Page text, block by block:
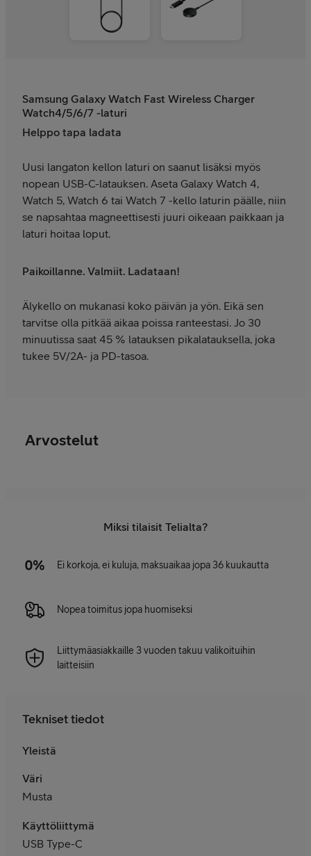
Samsung Galaxy Watch Fast Wireless Charger
Watch4/5/6/7 -laturi
Helppo tapa ladata
Uusi langaton kellon laturi on saanut lisäksi myös
nopean USB-C-latauksen. Aseta Galaxy Watch 4,
Watch 5, Watch 6 tai Watch 7 -kello laturin päälle, niin
se napsahtaa magneettisesti juuri oikeaan paikkaan ja
laturi hoitaa loput.
Paikoillanne. Valmiit. Ladataan!
Älykello on mukanasi koko päivän ja yön. Eikä sen
tarvitse olla pitkää aikaa poissa ranteestasi. Jo 30
minuutissa saat 45 % latauksen pikalatauksella, joka
tukee 5V/2A- ja PD-tasoa.
Arvostelut
Miksi tilaisit Telialta?
Ei korkoja, ei kuluja, maksuaikaa jopa 36 kuukautta
Nopea toimitus jopa huomiseksi
Liittymäasiakkaille 3 vuoden takuu valikoituihin
laitteisiin
Tekniset tiedot
Yleistä
Väri
Musta
Käyttöliittymä
USB Type-C